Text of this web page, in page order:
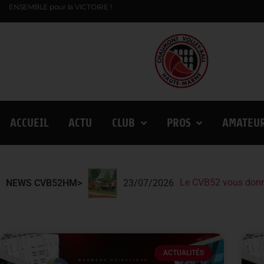
ENSEMBLE pour la VICTOIRE !
ACCUEIL ACTU CLUB PROS
NEWS CVB52HM> 23/07/2026 Le CVB52 vous
Le CVB52 présent
Lindqvist et la
ACTUALITÉS